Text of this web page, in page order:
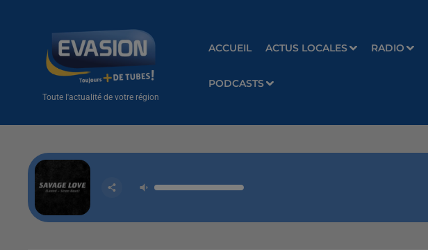
Toute l'actualité de votre région
ACCUEIL ACTUS LOCALES RADIO
PODCASTS